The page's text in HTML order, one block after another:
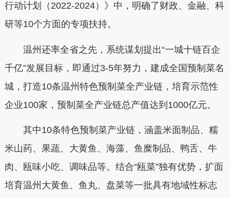
行动计划（2022-2024）》中，明确了财政、金融、科
研等10个方面的专项扶持。
温州还率全省之先，系统谋划提出“一城十链百企
千亿”发展目标，即通过3-5年努力，建成全国预制菜名
城，打造10条温州特色预制菜全产业链，培育示范性
企业100家，预制菜全产业链总产值达到1000亿元。
其中10条特色预制菜产业链，涵盖米面制品、糯
米山药、果蔬、大黄鱼、海藻、鱼糜制品、鸭舌、牛
肉、瓯味小吃、调味品等。结合“瓯菜”独有优势，扩面
培育温州大黄鱼、鱼丸、盘菜等一批具有地域性标志